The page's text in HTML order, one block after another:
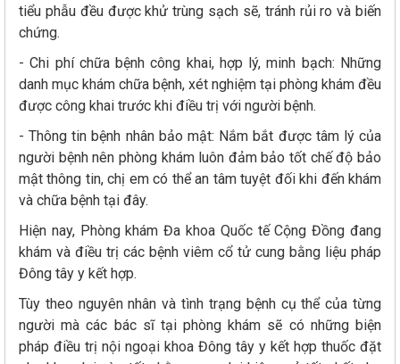
tiểu phẫu đều được khử trùng sạch sẽ, tránh rủi ro và biến
chứng.
- Chi phí chữa bệnh công khai, hợp lý, minh bạch: Những
danh mục khám chữa bệnh, xét nghiệm tại phòng khám đều
được công khai trước khi điều trị với người bệnh.
- Thông tin bệnh nhân bảo mật: Nắm bắt được tâm lý của
người bệnh nên phòng khám luôn đảm bảo tốt chế độ bảo
mật thông tin, chị em có thể an tâm tuyệt đối khi đến khám
và chữa bệnh tại đây.
Hiện nay, Phòng khám Đa khoa Quốc tế Cộng Đồng đang
khám và điều trị các bệnh viêm cổ tử cung bằng liệu pháp
Đông tây y kết hợp.
Tùy theo nguyên nhân và tình trạng bệnh cụ thể của từng
người mà các bác sĩ tại phòng khám sẽ có những biện
pháp điều trị nội ngoại khoa Đông tây y kết hợp thuốc đặt